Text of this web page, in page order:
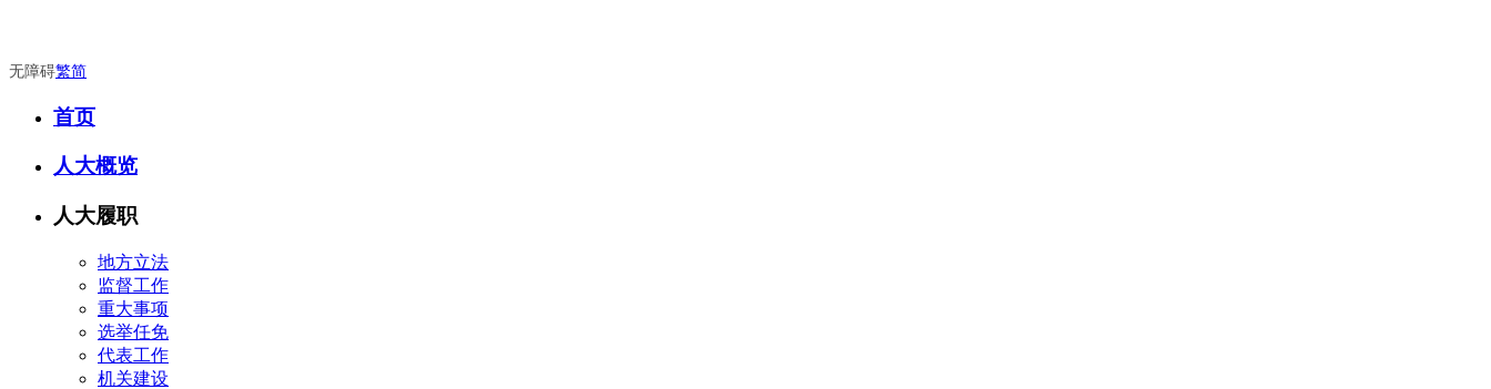
无障碍繁简
首页
人大概览
人大履职
地方立法
监督工作
重大事项
选举任免
代表工作
机关建设